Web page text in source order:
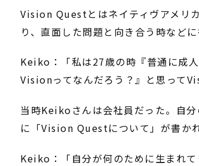
Vision Questとはネイティヴアメリ
り、直面した問題と向き合う時など
Keiko：「私は27歳の時『普通に成
Visionってなんだろう？』と思って
当時Keikoさんは会社員だった。自
に「Vision Questについて」が書かれ
Keiko：「自分が何のために生まれ